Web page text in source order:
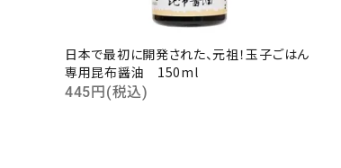
日本で最初に開発された、元祖！玉子ごはん
専用昆布醤油 150ml
445円(税込)